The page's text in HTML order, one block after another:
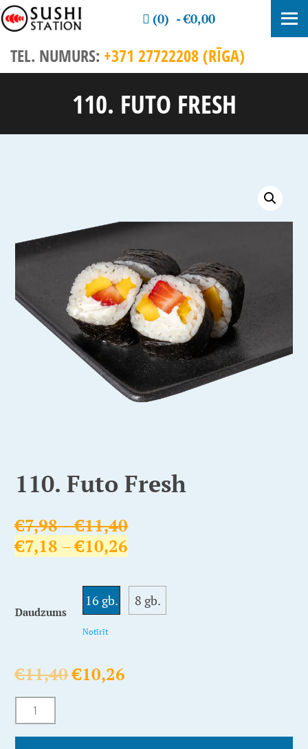
TEL. NUMURS: +371 27722208 (RĪGA)
(0) €0,00
110. FUTO FRESH
110. Futo Fresh
€7,98–€11,40
€7,18 – €10,26
Daudzums
16 gb. 8 gb.
Notīrīt
€11,40€10,26